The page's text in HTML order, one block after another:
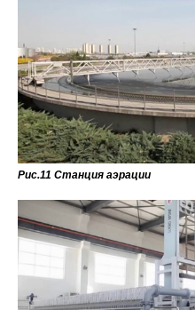
Рис.11 Станция аэрации